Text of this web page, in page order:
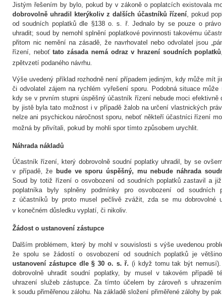
Jistým řešením by bylo, pokud by v zákoně o poplatcích existovala
dobrovolně uhradil kterýkoliv z dalších účastníků řízení , pokud
od soudních poplatků dle §138 o. s. ř. Jednalo by se pouze o
uhradit; soud by nemohl splnění poplatkové povinnosti takovému
přitom nic nemění na zásadě, že navrhovatel nebo odvolatel jsou
řízení, neboťtato zásada nemá odraz v hrazení soudních poplatků
zpětvzetí podaného návrhu.
Výše uvedený příklad rozhodně není případem jediným, kdy může mít
či odvolatel zájem na rychlém vyřešení sporu. Podobná situace
kdy se v prvním stupni úspěšný účastník řízení nebude moci efektivně
by jistě byla tato možnost i v případě žalob na určení vlastnických
nelze ani psychickou náročnost sporu, neboť někteří účastníci řízení
možná by přivítali, pokud by mohli spor tímto způsobem urychlit.
Náhrada nákladů
Účastník řízení, který dobrovolně soudní poplatky uhradil, by se
v případě, že bude ve sporu úspěšný, mu nebude náhrada
Soud by totiž řízení o osvobození od soudních poplatků zastavil a
poplatníka byly splněny podmínky pro osvobození od soudních
z účastníků by proto musel pečlivě zvážit, zda se mu dobrovolné
v konečném důsledku vyplatí, či nikoliv.
Žádost o ustanovení zástupce
Dalším problémem, který by mohl v souvislosti s výše uvedenou
že spolu se žádostí o osvobození od soudních poplatků je
ustanovení zástupce dle § 30 o. s. ř.(i když tomu tak být
dobrovolně uhradit soudní poplatky, by musel v takovém případě
uhrazení služeb zástupce. Za tímto účelem by zároveň s
k soudu přiměřenou zálohu. Na základě složení přiměřené zálohy by